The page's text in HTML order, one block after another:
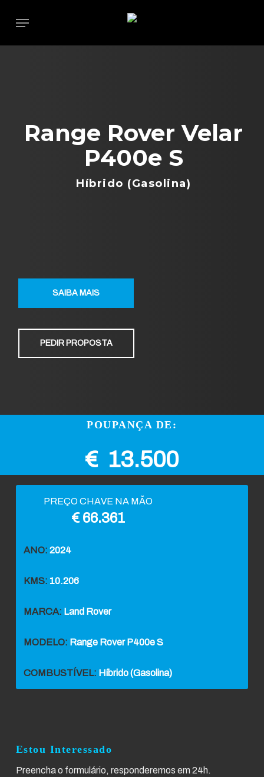
Menu
Range Rover Velar
P400e S
Híbrido (Gasolina)
SAIBA MAIS
PEDIR PROPOSTA
POUPANÇA DE:
€ 13.500
PREÇO CHAVE NA MÃO
€ 66.361
ANO: 2024
KMS: 10.206
MARCA: Land Rover
MODELO: Range Rover P400e S
COMBUSTÍVEL: Híbrido (Gasolina)
Estou Interessado
Preencha o formulário, responderemos em 24h.